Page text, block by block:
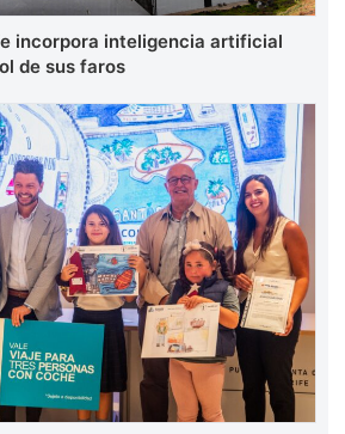
incorpora inteligencia artificial
de sus faros